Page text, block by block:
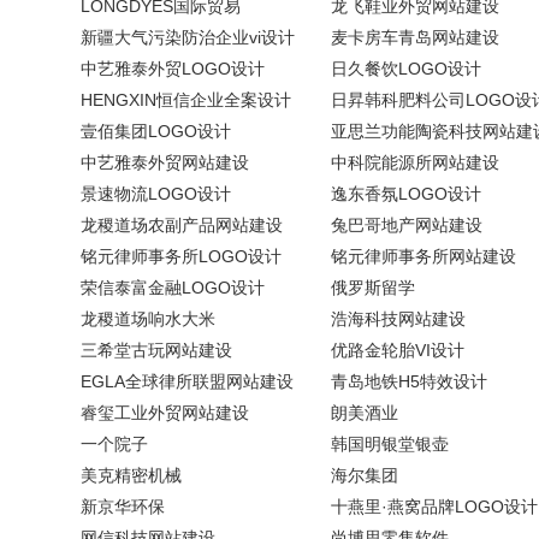
LONGDYES国际贸易
龙飞鞋业外贸网站建设
新疆大气污染防治企业vi设计
麦卡房车青岛网站建设
中艺雅泰外贸LOGO设计
日久餐饮LOGO设计
HENGXIN恒信企业全案设计
日昇韩科肥料公司LOGO设
壹佰集团LOGO设计
亚思兰功能陶瓷科技网站建
中艺雅泰外贸网站建设
中科院能源所网站建设
景速物流LOGO设计
逸东香氛LOGO设计
龙稷道场农副产品网站建设
兔巴哥地产网站建设
铭元律师事务所LOGO设计
铭元律师事务所网站建设
荣信泰富金融LOGO设计
俄罗斯留学
龙稷道场响水大米
浩海科技网站建设
三希堂古玩网站建设
优路金轮胎VI设计
EGLA全球律所联盟网站建设
青岛地铁H5特效设计
睿玺工业外贸网站建设
朗美酒业
一个院子
韩国明银堂银壶
美克精密机械
海尔集团
新京华环保
十燕里·燕窝品牌LOGO设计